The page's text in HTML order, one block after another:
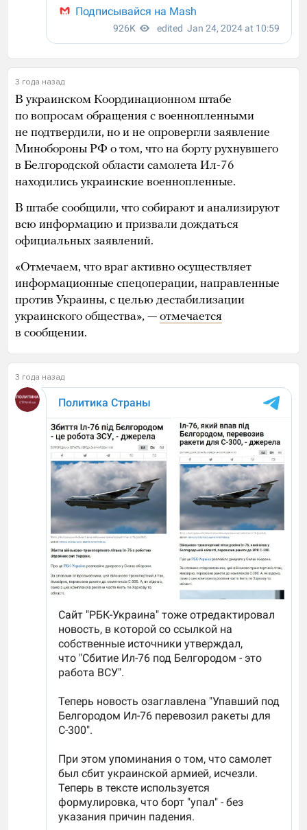
3 года назад
В украинском Координационном штабе
по вопросам обращения с военнопленными
не подтвердили, но и не опровергли заявление
Минобороны РФ о том, что на борту рухнувшего
в Белгородской области самолета Ил-76
находились украинские военнопленные.
В штабе сообщили, что собирают и анализируют
всю информацию и призвали дождаться
официальных заявлений.
«Отмечаем, что враг активно осуществляет
информационные спецоперации, направленные
против Украины, с целью дестабилизации
украинского общества», — отмечается
в сообщении.
3 года назад